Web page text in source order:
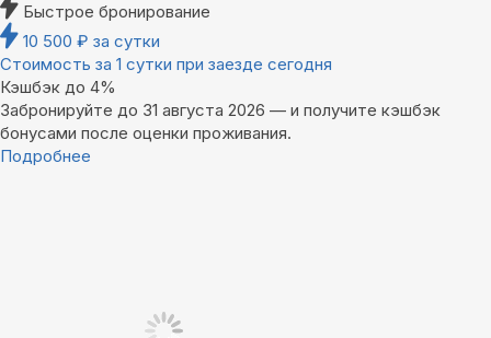
Быстрое бронирование
10 500 ₽ за сутки
Стоимость за 1 сутки при заезде сегодня
Кэшбэк до 4%
Забронируйте до 31 августа 2026 — и получите кэшбэк
бонусами после оценки проживания.
Подробнее